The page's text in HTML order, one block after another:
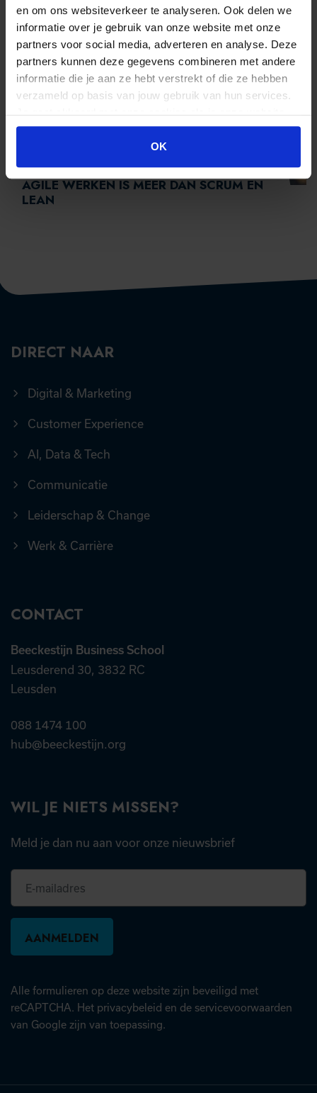
en om ons websiteverkeer te analyseren. Ook delen we
informatie over je gebruik van onze website met onze
partners voor social media, adverteren en analyse. Deze
partners kunnen deze gegevens combineren met andere
informatie die je aan ze hebt verstrekt of die ze hebben
verzameld op basis van jouw gebruik van hun services.
Je gaat akkoord met onze cookies als je onze website
blijft gebruiken.
OK
AGILE WERKEN IS MEER DAN SCRUM EN
LEAN
DIRECT NAAR
Digital & Marketing
Customer Experience
AI, Data & Tech
Communicatie
Leiderschap & Change
Werk & Carrière
CONTACT
Beeckestijn Business School
Leusderend 30, 3832 RC
Leusden
088 1474 100
hub@beeckestijn.org
WIL JE NIETS MISSEN?
Meld je dan nu aan voor onze nieuwsbrief
mailadres
Alle formulieren op deze website zijn beveiligd met
reCAPTCHA. Het privacybeleid (opent in nieuw tabblad)
en de servicevoorwaarden
van Google zijn van toepassing.